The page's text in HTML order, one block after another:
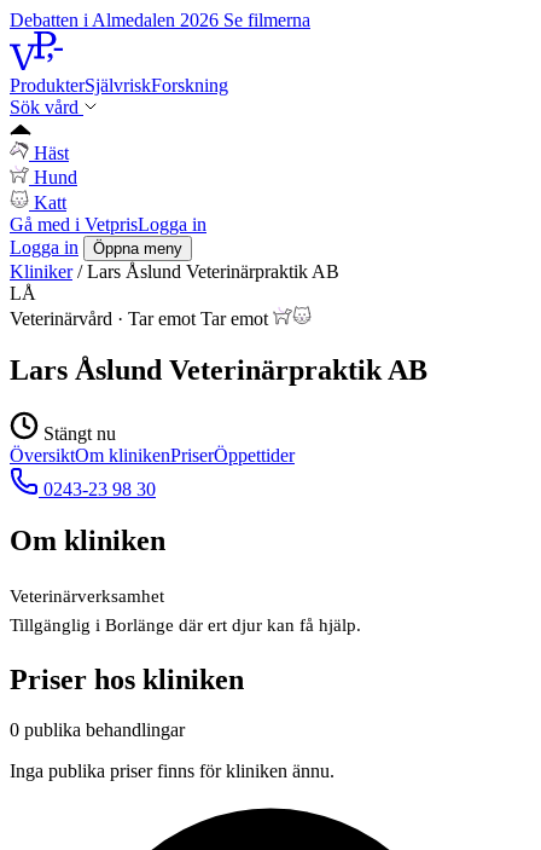
Debatten i Almedalen 2026 Se filmerna
ProdukterSjälvriskForskning
Sök vård
Häst
Hund
Katt
Gå med i VetprisLogga in
Logga in
Öppna meny
Kliniker / Lars Åslund Veterinärpraktik AB
LÅ
Veterinärvård · Tar emot Tar emot
Lars Åslund Veterinärpraktik AB
Stängt nu
ÖversiktOm klinikenPriserÖppettider
0243-23 98 30
Om kliniken
Veterinärverksamhet
Tillgänglig i Borlänge där ert djur kan få hjälp.
Priser hos kliniken
0 publika behandlingar
Inga publika priser finns för kliniken ännu.